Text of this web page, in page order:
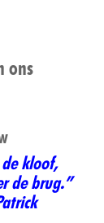
ons
kloof,
de brug.”